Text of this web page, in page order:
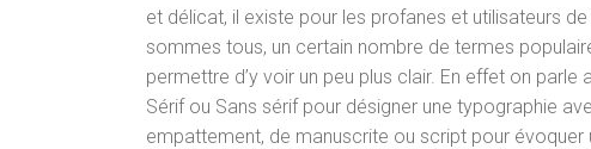
et délicat, il existe pour les profanes et utilisateurs
sommes tous, un certain nombre de termes
permettre d’y voir un peu plus clair. En effet on parle
Sérif ou Sans sérif pour désigner une typographie
empattement, de manuscrite ou script pour évoquer